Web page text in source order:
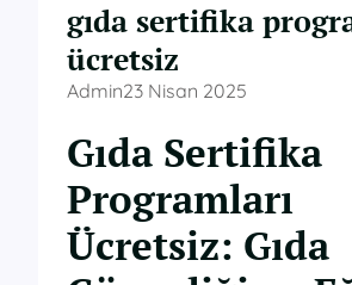
gıda sertifika
ücretsiz
Admin23 Nisan 2025
Gıda Sertifika
Programları
Ücretsiz: Gıda